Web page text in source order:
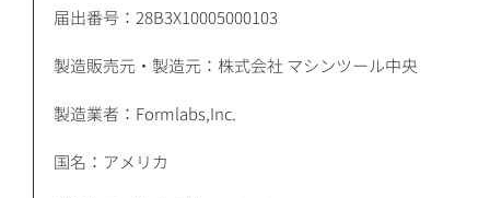
届出番号：28B3X10005000103
製造販売元・製造元：株式会社 マシンツール中央
製造業者：Formlabs,Inc.
国名：アメリカ